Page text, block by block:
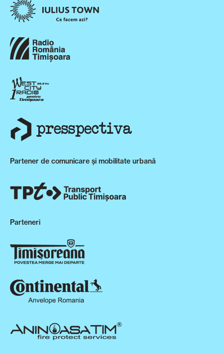
Partener de comunicare și mobilitate urbană
Parteneri